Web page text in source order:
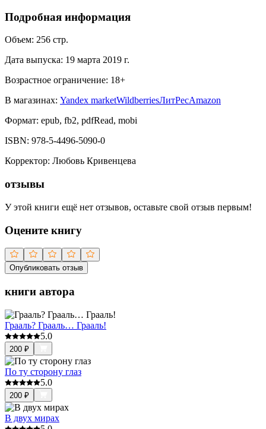
Подробная информация
Объем: 256 стр.
Дата выпуска: 19 марта 2019 г.
Возрастное ограничение: 18+
В магазинах: Yandex marketWildberriesЛитРесAmazon
Формат: epub, fb2, pdfRead, mobi
ISBN: 978-5-4496-5090-0
Корректор: Любовь Кривенцева
отзывы
У этой книги ещё нет отзывов, оставьте свой отзыв первым!
Оцените книгу
Опубликовать отзыв
книги автора
Грааль? Грааль… Грааль!
5.0
200 ₽
По ту сторону глаз
5.0
200 ₽
В двух мирах